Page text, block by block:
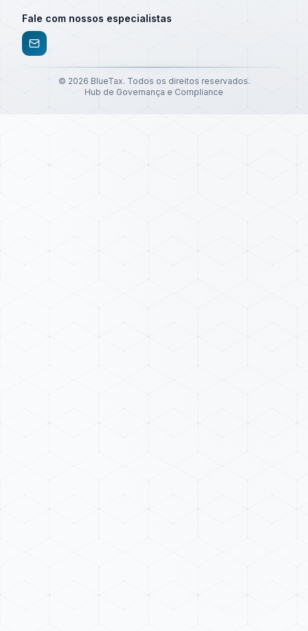
Fale com nossos especialistas
© 2026 BlueTax. Todos os direitos reservados.
Hub de Governança e Compliance